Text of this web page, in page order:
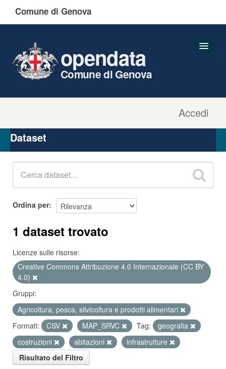
Comune di Genova
Accedi
opendata
Comune di Genova
Organizzazioni
Gruppi
Dataset
Ordina per
1 dataset trovato
Licenze sulle risorse:
Creative Commons Attribuzione 4.0 Internazionale (CC BY
4.0)
Gruppi:
Agricoltura, pesca, silvicoltura e prodotti alimentari
Formati:
CSV MAP_SRVC Tag:
geografia
costruzioni
abitazioni
infrastrutture
Risultato del Filtro